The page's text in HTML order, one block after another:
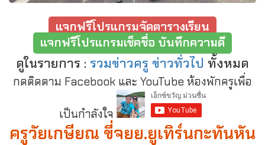
แจกฟรีโปรแกรมจัดตารางเรียน
แจกฟรีโปรแกรมเช็คชื่อ บันทึกความดี
ดูในรายการ : รวมข่าวครู ข่าวทั่วไป ทั้งหมด
กดติดตาม Facebook และ YouTube ห้องพักครูเพื่อ
เป็นกำลังใจ
ครูวัยเกษียณ ขี่จยย.ยูเทิร์นกะทันหัน